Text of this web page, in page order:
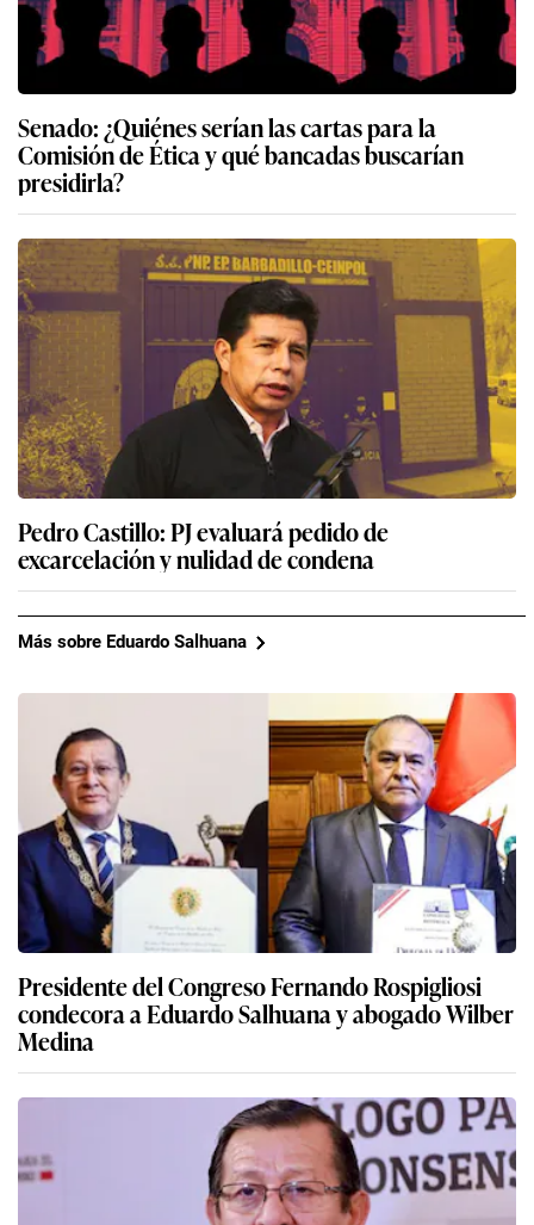
Senado: ¿Quiénes serían las cartas para la
Comisión de Ética y qué bancadas buscarían
presidirla?
Pedro Castillo: PJ evaluará pedido de
excarcelación y nulidad de condena
Más sobre Eduardo Salhuana
Presidente del Congreso Fernando Rospigliosi
condecora a Eduardo Salhuana y abogado Wilber
Medina